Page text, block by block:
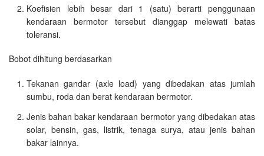
Koefisien lebih besar dari 1 (satu) berarti penggunaan
kendaraan bermotor tersebut dianggap melewati batas
toleransi.
Bobot dihitung berdasarkan
Tekanan gandar (axle load) yang dibedakan atas jumlah
sumbu, roda dan berat kendaraan bermotor.
Jenis bahan bakar kendaraan bermotor yang dibedakan atas
solar, bensin, gas, listrik, tenaga surya, atau jenis bahan
bakar lainnya.